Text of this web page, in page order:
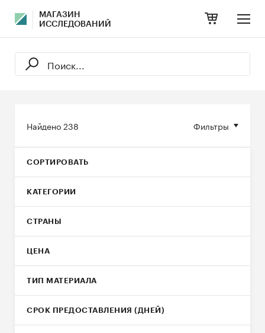
МАГАЗИН
ИССЛЕДОВАНИЙ
Фильтры
Найдено238
СОРТИРОВАТЬ
КАТЕГОРИИ
СТРАНЫ
ЦЕНА
ТИП МАТЕРИАЛА
СРОК ПРЕДОСТАВЛЕНИЯ (ДНЕЙ)